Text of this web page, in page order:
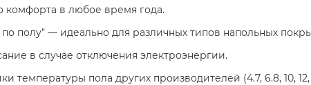
комфорта в любое время года.
по полу" — идеально для различных типов напольных
в случае отключения электроэнергии.
температуры пола других производителей (4.7, 6.8, 10,